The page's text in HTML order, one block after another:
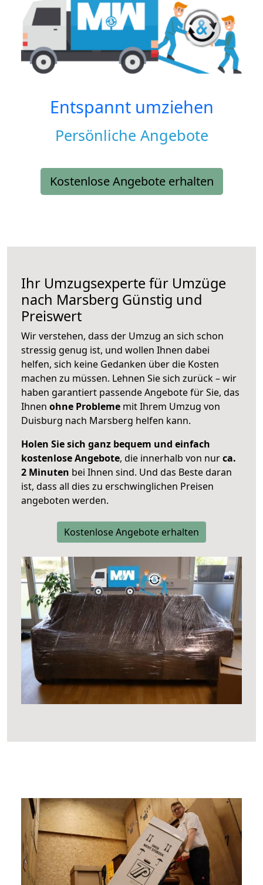
Entspannt umziehen
Persönliche Angebote
Kostenlose Angebote erhalten
Ihr Umzugsexperte für Umzüge
nach Marsberg Günstig und
Preiswert
Wir verstehen, dass der Umzug an sich schon
stressig genug ist, und wollen Ihnen dabei
helfen, sich keine Gedanken über die Kosten
machen zu müssen. Lehnen Sie sich zurück – wir
haben garantiert passende Angebote für Sie, das
Ihnen ohne Probleme mit Ihrem Umzug von
Duisburg nach Marsberg helfen kann.
Holen Sie sich ganz bequem und einfach
kostenlose Angebote, die innerhalb von nurca.
2 Minuten bei Ihnen sind. Und das Beste daran
ist, dass all dies zu erschwinglichen Preisen
angeboten werden.
Kostenlose Angebote erhalten